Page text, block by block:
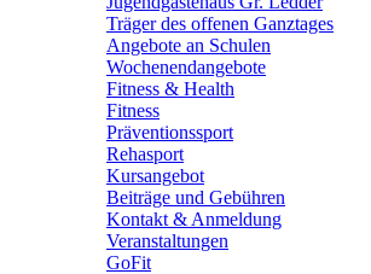
Träger des offenen Ganztages
Angebote an Schulen
Wochenendangebote
Fitness & Health
Fitness
Präventionssport
Rehasport
Kursangebot
Beiträge und Gebühren
Kontakt & Anmeldung
Veranstaltungen
GoFit